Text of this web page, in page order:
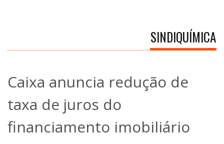
SINDIQUÍMICA
Caixa anuncia redução de
taxa de juros do
financiamento imobiliário